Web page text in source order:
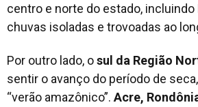
centro e norte do estado, incluindo
chuvas isoladas e trovoadas ao
Por outro lado, osul da Região
sentir o avanço do período de
“verão amazônico”. Acre,